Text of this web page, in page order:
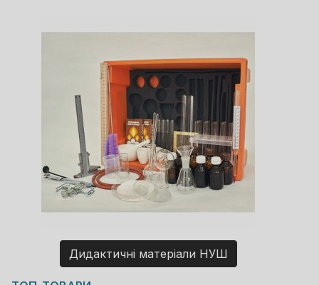
Дидактичні матеріали НУШ